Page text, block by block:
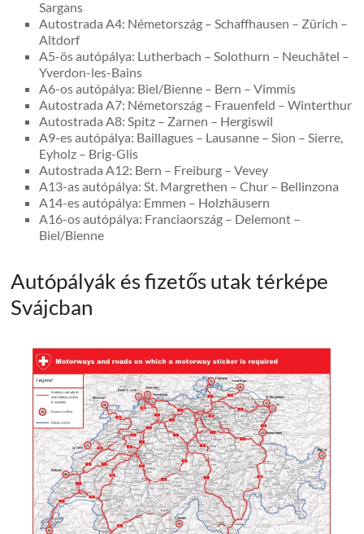
Sargans
Autostrada A4: Németország – Schaffhausen – Zürich –
Altdorf
A5-ös autópálya: Lutherbach – Solothurn – Neuchâtel –
Yverdon-les-Bains
A6-os autópálya: Biel/Bienne – Bern – Vimmis
Autostrada A7: Németország – Frauenfeld – Winterthur
Autostrada A8: Spitz – Zarnen – Hergiswil
A9-es autópálya: Baillagues – Lausanne – Sion – Sierre,
Eyholz – Brig-Glis
Autostrada A12: Bern – Freiburg – Vevey
A13-as autópálya: St. Margrethen – Chur – Bellinzona
A14-es autópálya: Emmen – Holzhäusern
A16-os autópálya: Franciaország – Delemont –
Biel/Bienne
Autópályák és fizetős utak térképe
Svájcban